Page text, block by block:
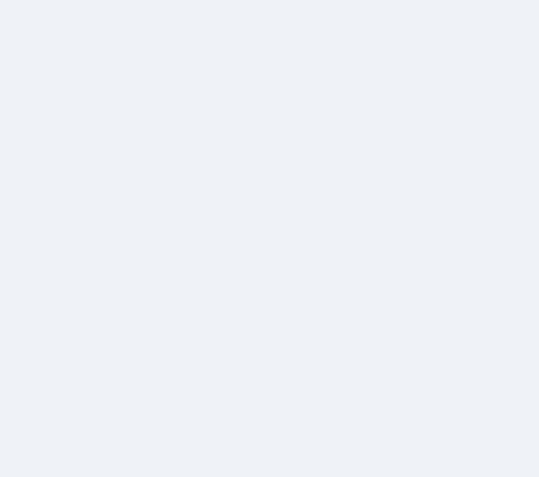
クリスマスの魔法で、心と
補聴器の選び方 完全ガイド｜